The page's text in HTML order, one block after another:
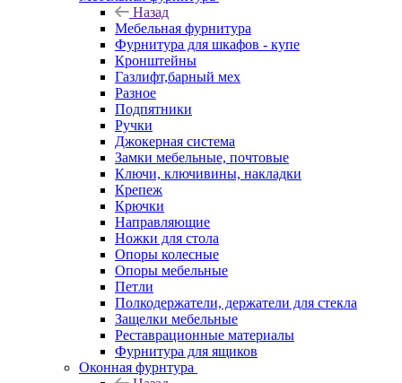
Назад
Мебельная фурнитура
Фурнитура для шкафов - купе
Кронштейны
Газлифт,барный мех
Разное
Подпятники
Ручки
Джокерная система
Замки мебельные, почтовые
Ключи, ключивины, накладки
Крепеж
Крючки
Направляющие
Ножки для стола
Опоры колесные
Опоры мебельные
Петли
Полкодержатели, держатели для стекла
Защелки мебельные
Реставрационные материалы
Фурнитура для ящиков
Оконная фурнтура